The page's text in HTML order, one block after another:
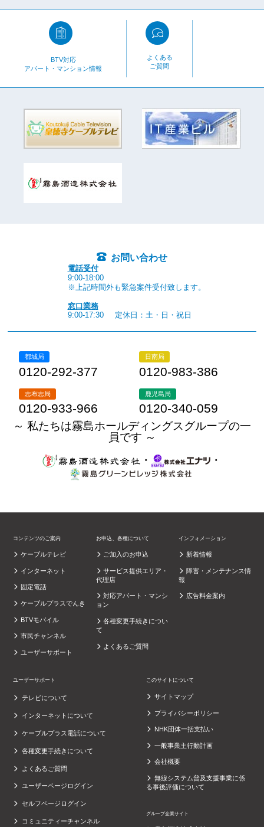
BTV対応
アパート・マンション情報
よくある
ご質問
お問い合わせ
電話受付
9:00-18:00
※上記時間外も緊急案件受付致します。
窓口業務
9:00-17:30
定休日：土・日・祝日
都城局
0120-292-377
日南局
0120-983-386
志布志局
0120-933-966
鹿児島局
0120-340-059
～ 私たちは霧島ホールディングスグループの一
員です ～
・
・
コンテンツのご案内
ケーブルテレビ
インターネット
固定電話
ケーブルプラスでんき
BTVモバイル
市民チャンネル
ユーザーサポート
お申込、各種について
ご加入のお申込
サービス提供エリア・
代理店
対応アパート・マンシ
ョン
各種変更手続きについ
て
よくあるご質問
インフォメーション
新着情報
障害・メンテナンス情
報
広告料金案内
ユーザーサポート
テレビについて
インターネットについて
ケーブルプラス電話について
各種変更手続きについて
よくあるご質問
ユーザーページログイン
セルフページログイン
コミュニティーチャンネル
このサイトについて
サイトマップ
プライバシーポリシー
NHK団体一括支払い
一般事業主行動計画
会社概要
無線システム普及支援事業に係
る事後評価について
グループ企業サイト